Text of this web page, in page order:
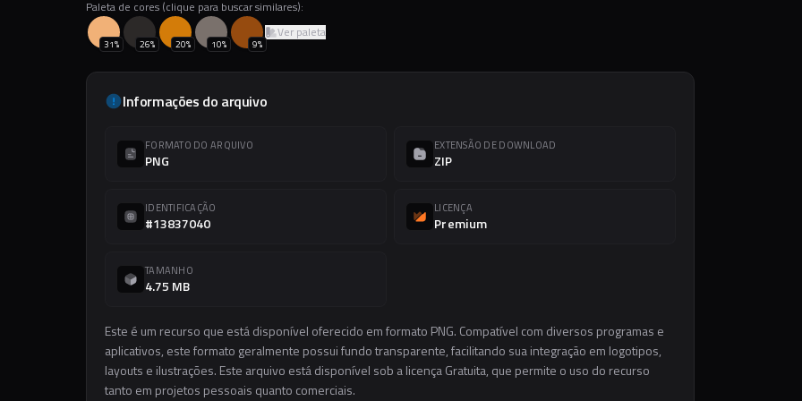
Paleta de cores (clique para buscar similares):
31% 26% 20% 10% 9%
Ver paleta
Informações do arquivo
FORMATO DO ARQUIVO
PNG
EXTENSÃO DE DOWNLOAD
ZIP
IDENTIFICAÇÃO
#13837040
LICENÇA
Premium
TAMANHO
4.75 MB
Este é um recurso que está disponível oferecido em formato PNG. Compatível com diversos programas e
aplicativos, este formato geralmente possui fundo transparente, facilitando sua integração em logotipos,
layouts e ilustrações. Este arquivo está disponível sob a licença Gratuita, que permite o uso do recurso
tanto em projetos pessoais quanto comerciais.